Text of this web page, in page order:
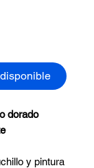
dorado
y pintura